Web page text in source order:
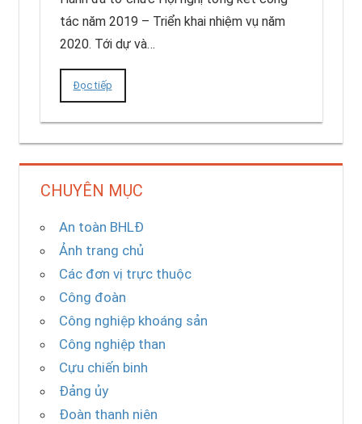
tác năm 2019 – Triển khai nhiệm vụ năm
2020. Tới dự và…
Đọc tiếp
CHUYÊN MỤC
An toàn BHLĐ
Ảnh trang chủ
Các đơn vị trực thuộc
Công đoàn
Công nghiệp khoáng sản
Công nghiệp than
Cựu chiến binh
Đảng ủy
Đoàn thanh niên